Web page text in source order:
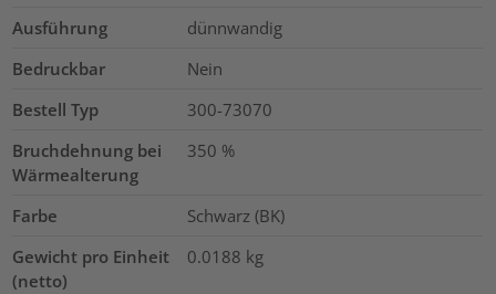
Ausführung
dünnwandig
Bedruckbar
Nein
Bestell Typ
300-73070
Bruchdehnung bei
Wärmealterung
350 %
Farbe
Schwarz (BK)
Gewicht pro Einheit
(netto)
0.0188 kg